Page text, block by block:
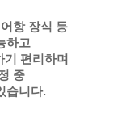
항 장식 등
하고
편리하며
중
습니다.